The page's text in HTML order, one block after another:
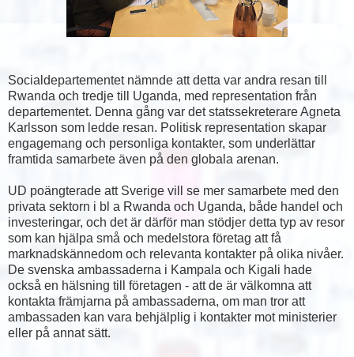
Socialdepartementet nämnde att detta var andra resan till
Rwanda och tredje till Uganda, med representation från
departementet. Denna gång var det statssekreterare Agneta
Karlsson som ledde resan. Politisk representation skapar
engagemang och personliga kontakter, som underlättar
framtida samarbete även på den globala arenan.
UD poängterade att Sverige vill se mer samarbete med den
privata sektorn i bl a Rwanda och Uganda, både handel och
investeringar, och det är därför man stödjer detta typ av resor
som kan hjälpa små och medelstora företag att få
marknadskännedom och relevanta kontakter på olika nivåer.
De svenska ambassaderna i Kampala och Kigali hade
också en hälsning till företagen - att de är välkomna att
kontakta främjarna på ambassaderna, om man tror att
ambassaden kan vara behjälplig i kontakter mot ministerier
eller på annat sätt.